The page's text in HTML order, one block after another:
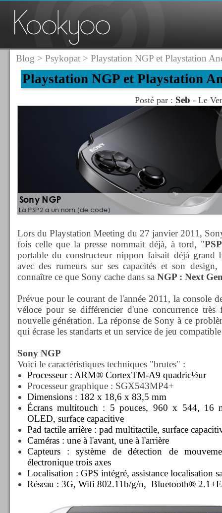
Blog > Psykopat> Playstation NGP et Playstation
Playstation NGP et Playstation
Posté par : Seb - Le
Lors du Playstation Meeting du 27 janvier 2011,
fois celle que la presse nommait déjà, à tord, "
portable du constructeur nippon faisait déjà grand
avec des rumeurs sur ses capacités et son
connaître ce que Sony cache dans sa NGP : Next
Prévue pour le courant de l'année 2011, la console
véloce pour se différencier d'une concurrence très
nouvelle génération. La réponse de Sony à ce
qui écrase les standarts et un service de jeu
Sony NGP
Voici le caractéristiques techniques "brutes" :
Processeur : ARM® CortexTM-A9 quadric½ur
Processeur graphique : SGX543MP4+
Dimensions : 182 x 18,6 x 83,5 mm
Écrans multitouch : 5 pouces, 960 x 544, 16
OLED, surface capacitive
Pad tactile arrière : pad multitactile, surface
Caméras : une à l'avant, une à l'arrière
Capteurs : système de détection de
électronique trois axes
Localisation : GPS intégré, assistance localisation
Réseau : 3G, Wifi 802.11b/g/n, Bluetooth®